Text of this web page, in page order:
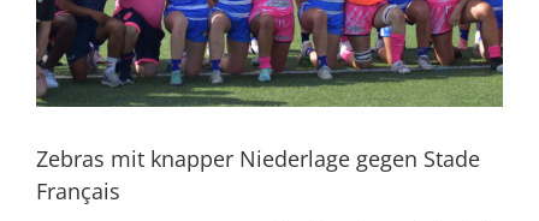
Zebras mit knapper Niederlage gegen Stade
Français